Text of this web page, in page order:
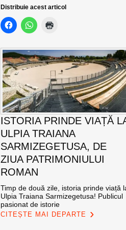
Distribuie acest articol
ISTORIA PRINDE VIAȚĂ
ULPIA TRAIANA
SARMIZEGETUSA, DE
ZIUA PATRIMONIULUI
ROMAN
Timp de două zile, istoria prinde viață
Ulpia Traiana Sarmizegetusa! Publicul
pasionat de istorie
CITEȘTE MAI DEPARTE